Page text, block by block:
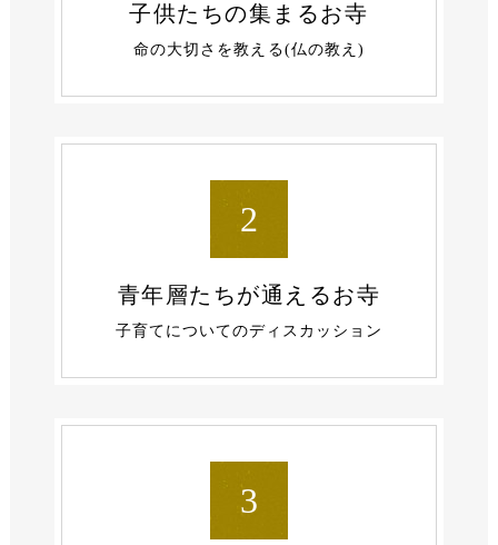
子供たちの集まるお寺
命の大切さを教える(仏の教え)
2
青年層たちが通えるお寺
子育てについてのディスカッション
3